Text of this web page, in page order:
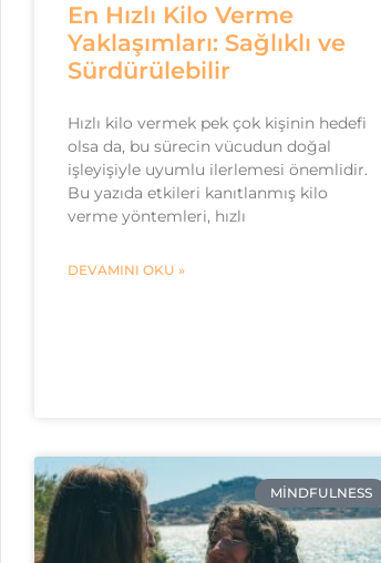
En Hızlı Kilo Verme
Yaklaşımları: Sağlıklı ve
Sürdürülebilir
Hızlı kilo vermek pek çok kişinin hedefi
olsa da, bu sürecin vücudun doğal
işleyişiyle uyumlu ilerlemesi önemlidir.
Bu yazıda etkileri kanıtlanmış kilo
verme yöntemleri, hızlı
DEVAMINI OKU »
MINDFULNESS